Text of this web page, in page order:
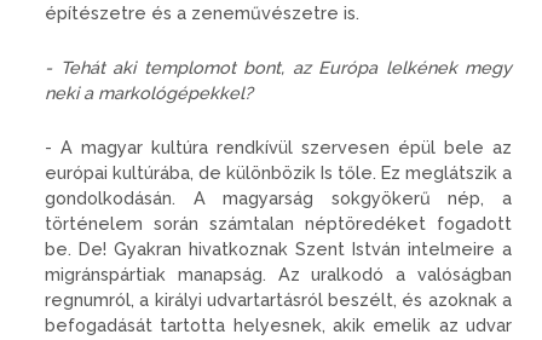
építészetre és a zeneművészetre is.
- Tehát aki templomot bont, az Európa lelkének megy
neki a markológépekkel?
- A magyar kultúra rendkívül szervesen épül bele az
európai kultúrába, de különbözik Is tőle. Ez meglátszik a
gondolkodásán. A magyarság sokgyökerű nép, a
történelem során számtalan néptöredéket fogadott
be. De! Gyakran hivatkoznak Szent István intelmeire a
migránspártiak manapság. Az uralkodó a valóságban
regnumról, a királyi udvartartásról beszélt, és azoknak a
befogadását tartotta helyesnek, akik emelik az udvar